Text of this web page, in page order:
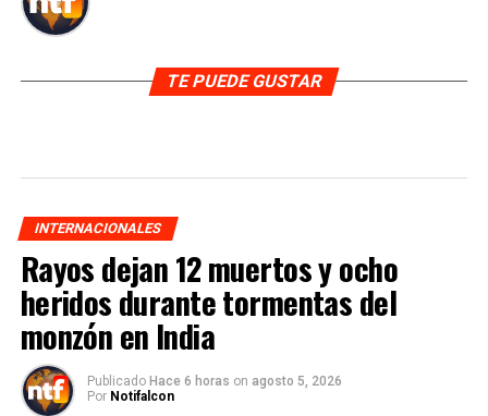
TE PUEDE GUSTAR
INTERNACIONALES
Rayos dejan 12 muertos y ocho
heridos durante tormentas del
monzón en India
Publicado Hace 6 horas on agosto 5, 2026
Por Notifalcon